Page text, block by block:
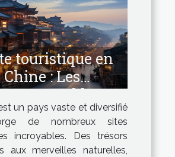
touristique en
Chine : Les
un pays vaste et diversifié
de nombreux sites
incroyables. Des trésors
aux merveilles naturelles,